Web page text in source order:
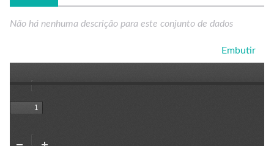
Não há nenhuma descrição para este conjunto de dados
Embutir